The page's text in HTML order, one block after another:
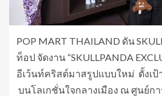
POP MART THAILAND ดัน
ท็อป จัดงาน “SKULLPANDA
อีเว้นท์คริสต์มาสรูปแบบใหม่ ตั้งเป้
บนโลเกชั่นใจกลางเมือง ณ ศูนย์กา